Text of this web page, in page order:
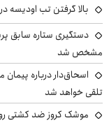
بالا گرفتن تب اودیسه در
دستگیری ستاره سابق
مشخص شد
اسحاق‌دار درباره
تلقی خواهد شد
موشک کروز ضد کشتی